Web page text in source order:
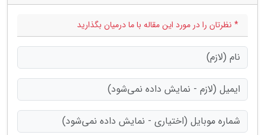
* نظرتان را در مورد این مقاله با ما درمیان بگذارید